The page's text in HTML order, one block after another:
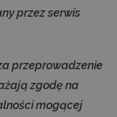
przez serwis
przeprowadzenie
zgodę na
mogącej